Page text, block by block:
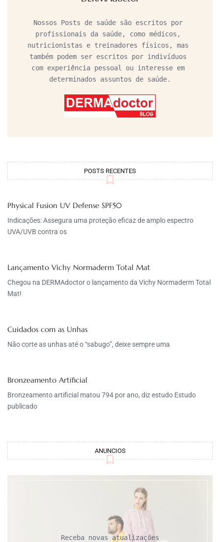
Nossos Posts de saúde são escritos por
profissionais da saúde, como médicos,
nutricionistas e treinadores físicos, mas
também podem ser escritos por indivíduos
com experiência pessoal ou interesse em
determinados assuntos de saúde.
POSTS RECENTES
Physical Fusion UV Defense SPF50
Indicações: Assegura uma proteção eficaz de amplo espectro
UVA/UVB contra os
Lançamento Vichy Normaderm Total Mat
Chegou na DERMAdoctor o lançamento da Vichy Normaderm Total
Mat!
Cuidados com as Unhas
Não corte as unhas até o “sabugo”, deixe sempre uma
Bronzeamento Artificial
Bronzeamento artificial matou 794 por ano, diz estudo Estudo
publicado
ANUNCIOS
Receba novas atualizações